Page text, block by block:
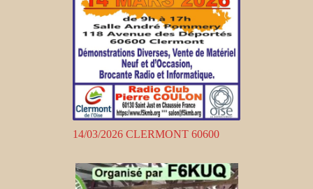
14/03/2026 CLERMONT 60600